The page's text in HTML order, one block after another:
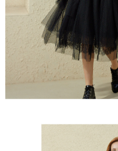
權轉讓予恩沛科技股份有限公司。
２．關於個人資料處理事宜，請瀏覽以
https://aftee.tw/terms/#terms3
３．未成年的使用者請事先徵得法定
「AFTEE先享後付」，若未經同意申
４．使用「AFTEE先享後付」時，將
時審查核予不同之上限額度；若仍有
請求用戶進行身份認證。
５．嚴禁一人註冊多個帳號或使用他
恩沛科技股份有限公司將有權停止該